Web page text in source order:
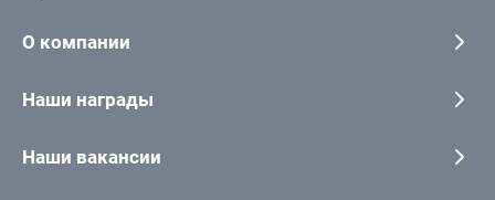
О компании
Наши награды
Наши вакансии